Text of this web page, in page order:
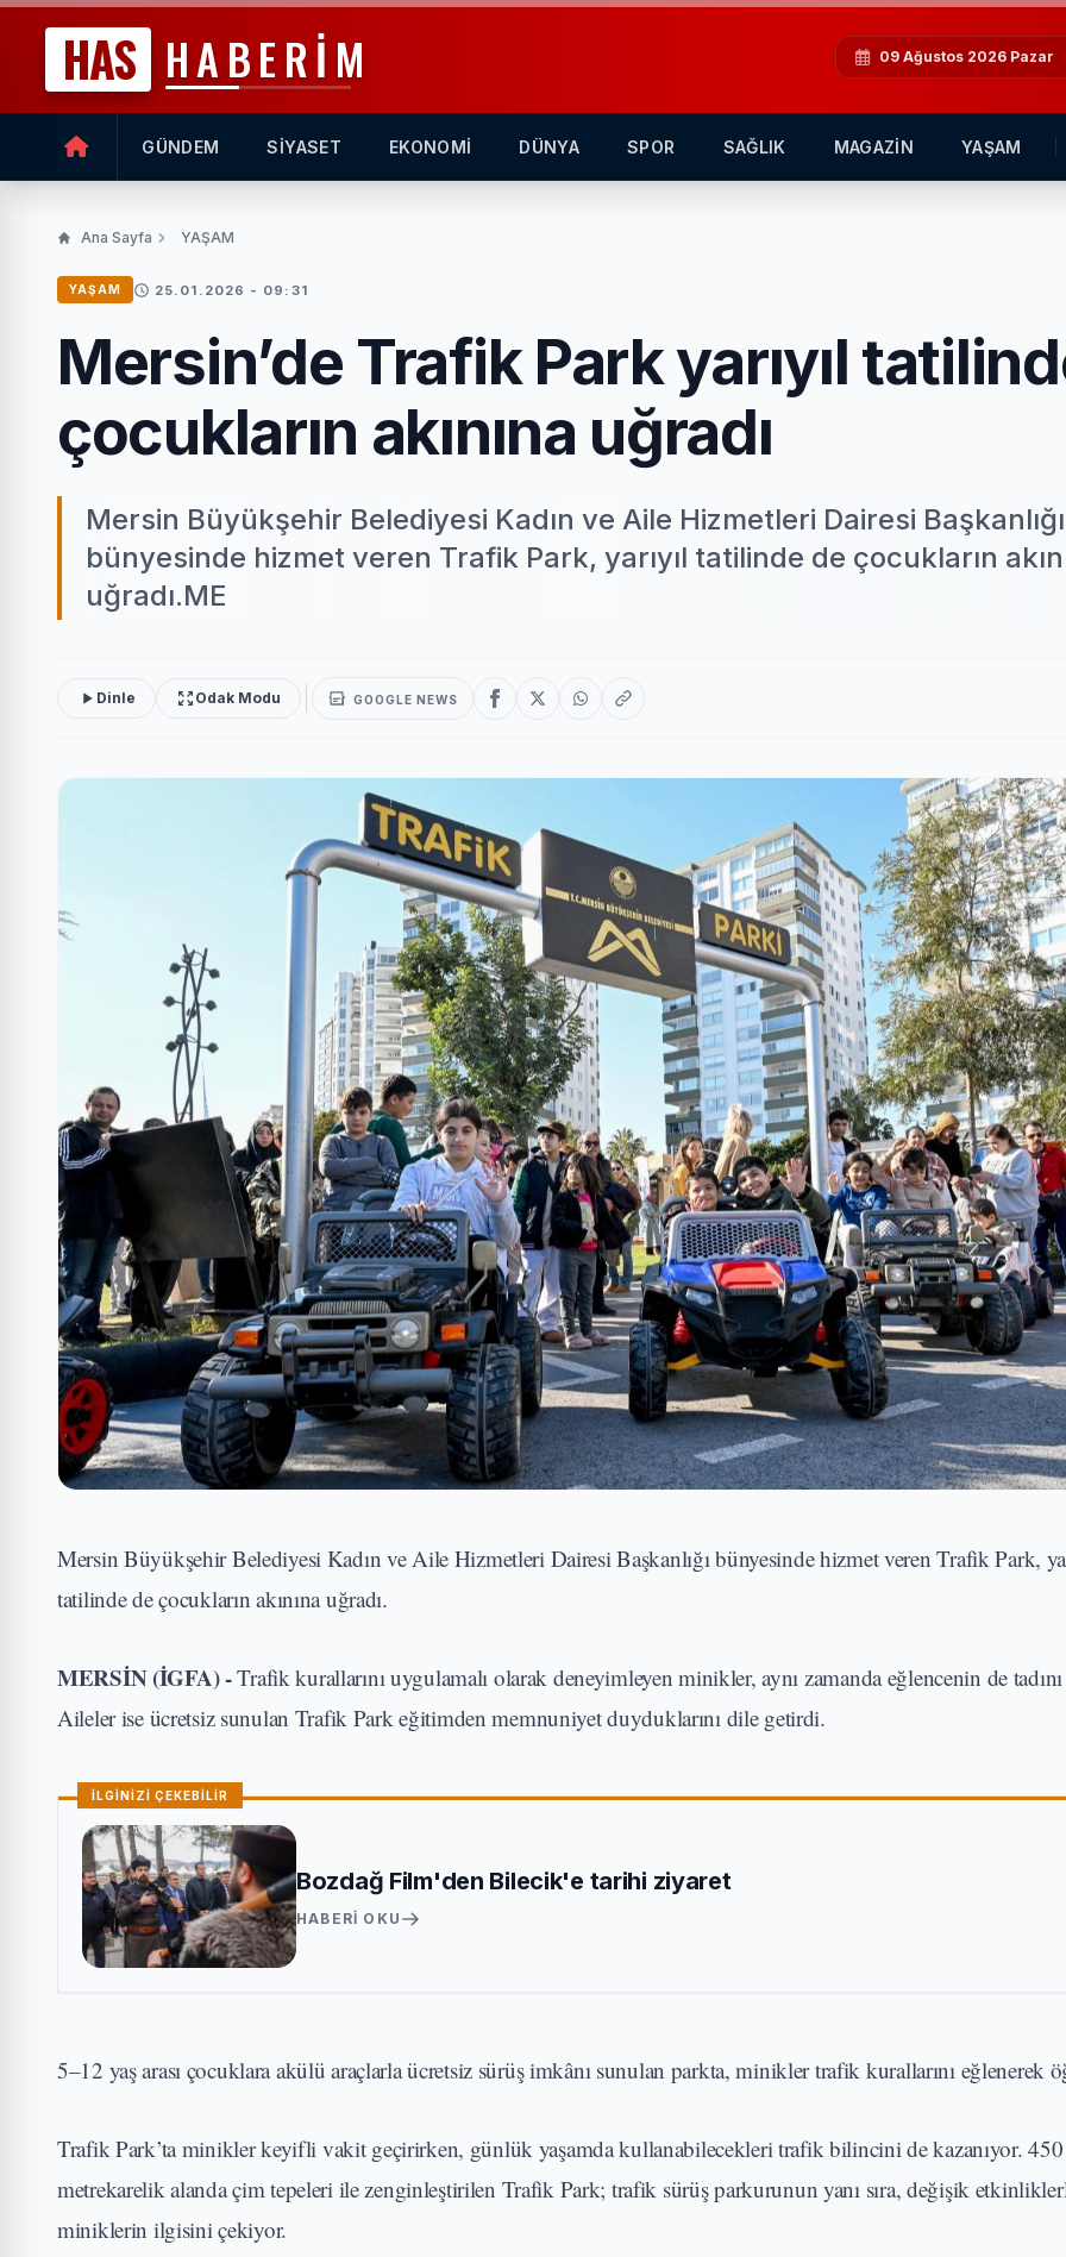
HAS HABERİM 09 Ağustos 2026 Pazar
GÜNDEM SİYASET EKONOMİ DÜNYA SPOR SAĞLIK MAGAZİN YAŞAM
Ana Sayfa YAŞAM
YAŞAM 25.01.2026 - 09:31
Mersin’de Trafik Park yarıyıl
çocukların akınına uğradı
Mersin Büyükşehir Belediyesi Kadın ve Aile Hizmetleri Dairesi Başkanlığı
bünyesinde hizmet veren Trafik Park, yarıyıl tatilinde de çocukların
uğradı.ME
Dinle Odak Modu GOOGLE NEWS
Mersin Büyükşehir Belediyesi Kadın ve Aile Hizmetleri Dairesi Başkanlığı bünyesinde hizmet veren Trafik Park,
tatilinde de çocukların akınına uğradı.
MERSİN (İGFA) -Trafik kurallarını uygulamalı olarak deneyimleyen minikler, aynı zamanda eğlencenin de tadını
Aileler ise ücretsiz sunulan Trafik Park eğitimden memnuniyet duyduklarını dile getirdi.
İLGİNİZİ ÇEKEBİLİR
Bozdağ Film'den Bilecik'e tarihi ziyaret
HABERI OKU
5–12 yaş arası çocuklara akülü araçlarla ücretsiz sürüş imkânı sunulan parkta, minikler trafik kurallarını eğlenerek
Trafik Park’ta minikler keyifli vakit geçirirken, günlük yaşamda kullanabilecekleri trafik bilincini de kazanıyor. 450
metrekarelik alanda çim tepeleri ile zenginleştirilen Trafik Park; trafik sürüş parkurunun yanı sıra, değişik
miniklerin ilgisini çekiyor.